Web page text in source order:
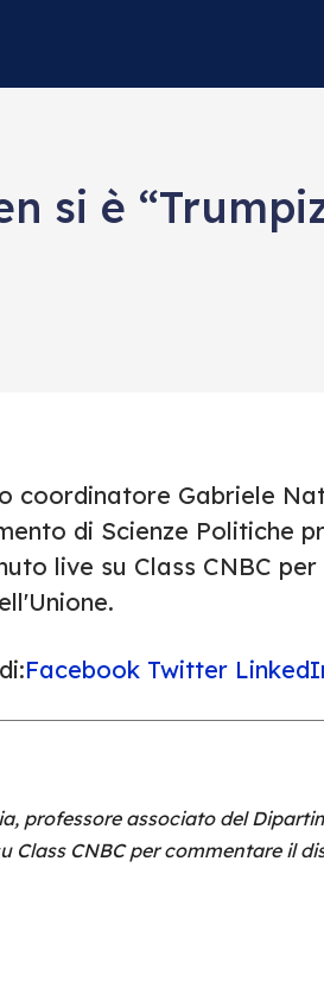
si è
coordinatore Gabriele
di Scienze Politiche
live su Class CNBC
Facebook Twitter
professore associato del
Class CNBC per commentare il